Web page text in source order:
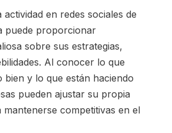
actividad en redes sociales de
puede proporcionar
sobre sus estrategias,
Al conocer lo que
bien y lo que están haciendo
pueden ajustar su propia
mantenerse competitivas en el